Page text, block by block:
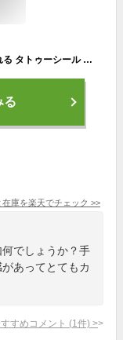
日本 国旗 手書き風 中サイズ 2枚入 水無しで貼れる タトゥーシール 応援 シール フェイスシール フェイスペイント スポーツ サッカー ラグビー 野球 バレー バスケ フェス イベント 観戦 野外 パーティー 顔 日の丸 日本代表 カウントダウン 【メール便送料無料】
る
在庫を楽天でチェック >>
でしょうか？手
あってとてもカ
すめコメント (1 件) >